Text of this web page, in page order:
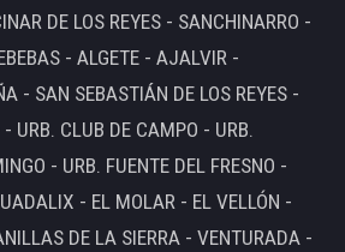
DE LOS REYES - SANCHINARRO -
- ALGETE - AJALVIR -
- SAN SEBASTIÁN DE LOS REYES -
URB. CLUB DE CAMPO - URB.
- URB. FUENTE DEL FRESNO -
- EL MOLAR - EL VELLÓN -
DE LA SIERRA - VENTURADA -